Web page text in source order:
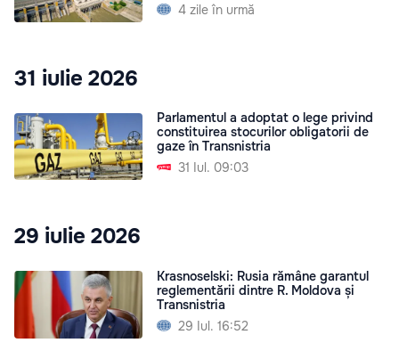
4 zile în urmă
31 iulie 2026
Parlamentul a adoptat o lege privind
constituirea stocurilor obligatorii de
gaze în Transnistria
31 Iul. 09:03
29 iulie 2026
Krasnoselski: Rusia rămâne garantul
reglementării dintre R. Moldova și
Transnistria
29 Iul. 16:52